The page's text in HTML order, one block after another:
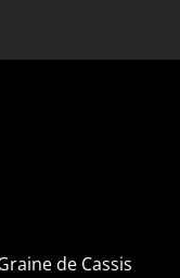
de Cassis